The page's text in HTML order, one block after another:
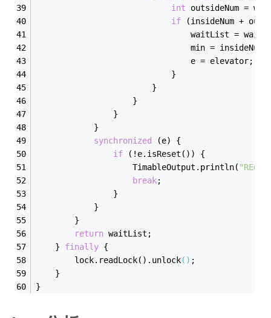
int outsideNum =
if (insideNum +
waitList =
min = insideNum
                                e = elevator;
                            }
                        }
                    }
                }
            }
synchronized
(e) {
if (!e.isReset() ) {
TimableOutput . println(
break;
                }
            }
        }
return waitList;
    }
finally {
        lock.read
Lock() .unlock() ;
    }
}